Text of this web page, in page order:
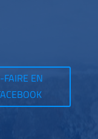
FAIRE EN